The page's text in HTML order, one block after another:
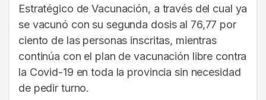
Estratégico de Vacunación, a través del cual ya
se vacunó con su segunda dosis al 76,77 por
ciento de las personas inscritas, mientras
continúa con el plan de vacunación libre contra
la Covid-19 en toda la provincia sin necesidad
de pedir turno.